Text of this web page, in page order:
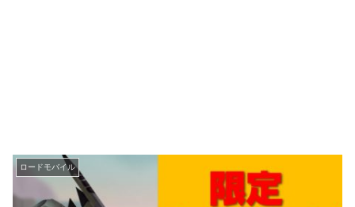
ロードモバイル